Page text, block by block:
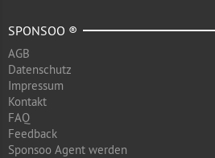
SPONSOO ®
AGB
Datenschutz
Impressum
Kontakt
FAQ
Feedback
Sponsoo Agent werden